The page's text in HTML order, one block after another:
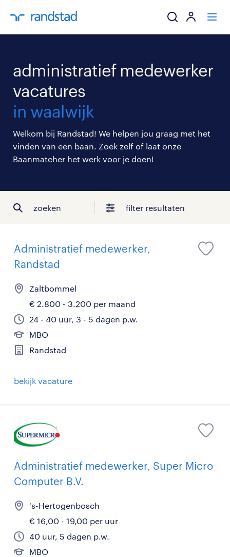
ik zoek een
over randstad
administratief medewerker
vacatures
in waalwijk
Welkom bij Randstad! We helpen jou graag met het
vinden van een baan. Zoek zelf of laat onze
Baanmatcher het werk voor je doen!
zoeken filter resultaten
Administratief medewerker,
Randstad
Zaltbommel
€ 2.800 - 3.200 per maand
24 - 40 uur, 3 - 5 dagen p.w.
MBO
Randstad
bekijk vacature
Administratief medewerker, Super Micro
Computer B.V.
's-Hertogenbosch
€ 16,00 - 19,00 per uur
40 uur, 5 dagen p.w.
MBO